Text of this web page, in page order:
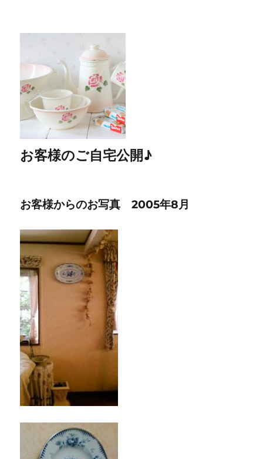
お客様のご自宅公開♪
お客様からのお写真 2005年8月